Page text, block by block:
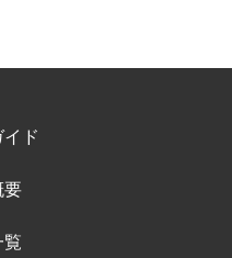
イド
要
覧